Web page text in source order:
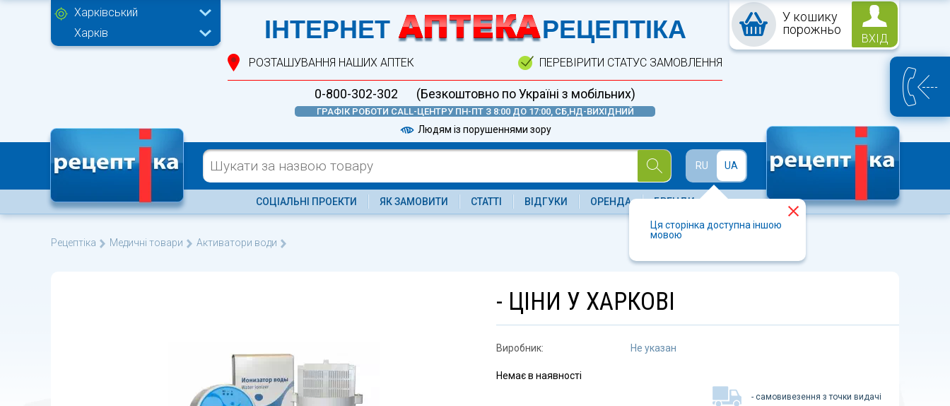
Харківський
Харків
У кошику
порожньо
ВХІД
ІНТЕРНЕТ АПТЕКА
РЕЦЕПТІКА
РОЗТАШУВАННЯ НАШИХ АПТЕК ПЕРЕВІРИТИ СТАТУС ЗАМОВЛЕННЯ
0-800-302-302 (Безкоштовно по Україні з мобільних)
ГРАФІК РОБОТИ CALL-ЦЕНТРУ ПН-ПТ З 8:00 ДО 17:00, СБ,НД-ВИХІДНИЙ
Людям із порушеннями зору
RU UA
Ця сторінка доступна іншою
мовою
СОЦІАЛЬНІ ПРОЕКТИ ЯК ЗАМОВИТИ СТАТТІ ВІДГУКИ ОРЕНДА БРЕНДИ
Рецептіка Медичні товари Активатори води
- ЦІНИ У ХАРКОВІ
Виробник: Не указан
Немає в наявності
- самовивезення з точки видачі